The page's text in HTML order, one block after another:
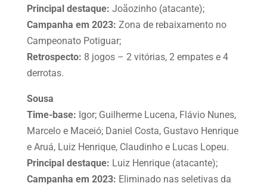
Principal destaque: Joãozinho (atacante);
Campanha em 2023: Zona de rebaixamento no
Campeonato Potiguar;
Retrospecto: 8 jogos – 2 vitórias, 2 empates e 4
derrotas.
Sousa
Time-base: Igor; Guilherme Lucena, Flávio Nunes,
Marcelo e Maceió; Daniel Costa, Gustavo Henrique
e Aruá, Luiz Henrique, Claudinho e Lucas Lopeu.
Principal destaque: Luiz Henrique (atacante);
Campanha em 2023: Eliminado nas seletivas da